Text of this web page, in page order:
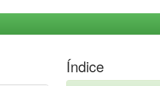
Índice